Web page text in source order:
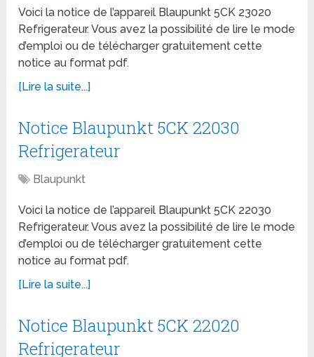
Voici la notice de l’appareil Blaupunkt 5CK 23020
Refrigerateur. Vous avez la possibilité de lire le mode
d’emploi ou de télécharger gratuitement cette
notice au format pdf.
[Lire la suite...]
Notice Blaupunkt 5CK 22030
Refrigerateur
Blaupunkt
Voici la notice de l’appareil Blaupunkt 5CK 22030
Refrigerateur. Vous avez la possibilité de lire le mode
d’emploi ou de télécharger gratuitement cette
notice au format pdf.
[Lire la suite...]
Notice Blaupunkt 5CK 22020
Refrigerateur